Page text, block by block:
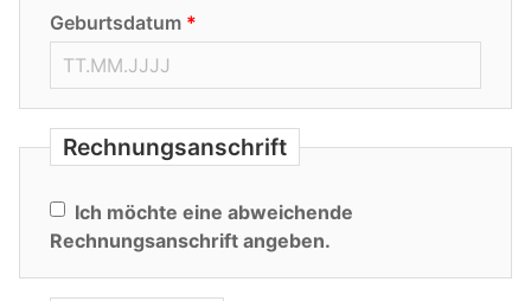
Geburtsdatum
Rechnungsanschrift
Ich möchte eine abweichende
Rechnungsanschrift angeben.